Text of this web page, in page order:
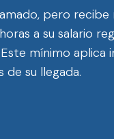
pero
a su salario
mínimo aplica
de su llegada.